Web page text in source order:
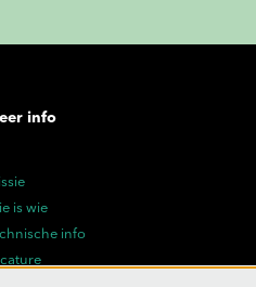
info
is wie
info